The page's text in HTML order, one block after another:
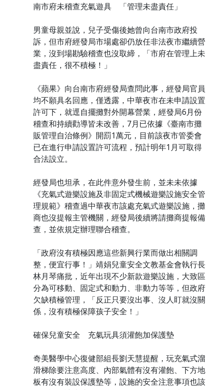
南市府未稽查充氣遊具 「管理未盡責任」
男童母親並說，兒子受傷後她曾向台南市政府投
訴，但市府經發局市場處卻仍放任非法夜市繼續營
業，沒到場勘驗稽查也沒取締，「市府在管理上未
盡責任，很不積極！」
《蘋果》向台南市府經發局查問此事，經發局官員
均不願具名回應，僅透露，中華夜市在未申請設置
許可下，就逕自擺攤對外開幕營業，經發局6月份
稽查和持續勸導皆未改善，7月已依據《臺南市攤
販管理自治條例》開罰1萬元，目前該夜市管委會
已在進行申請設置許可流程，預計明年1月可取得
合法設立。
經發局也坦承，在此件意外發生前，並未未依據
《充氣式遊樂設施及非固定式機械遊樂設施安全管
理規範》稽查過中華夜市該處充氣式遊樂設施，攤
商也沒提報主管機關，經發局後續將請攤商提報備
查，並依規定辦理聯合稽查。
「政府沒有積極因應這些新興行業而做出相關調
整，便宜行事！」靖娟兒童安全文教基金會執行長
林月琴痛批，近年出現不少新款遊樂設施，大致區
分為可移動、固定式和動力、非動力等等，但政府
欠缺積極管理，「反正只要沒出事、沒人盯就沒關
係，沒有積極保障孩子安全！」
確保兒童安全 充氣玩具須灌飽加保護墊
奇美醫學中心復健部組長劉天慧提醒，玩充氣式溜
滑梯除要注意高度、內部氣體有沒有灌飽、下方地
板有沒有裝設保護墊等，設施的安全注意事項也該